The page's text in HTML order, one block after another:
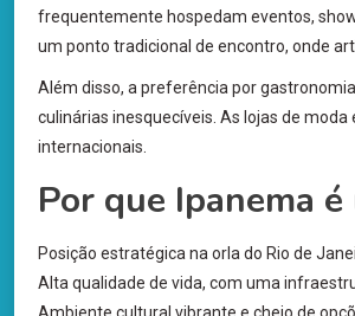
frequentemente hospedam eventos,
um ponto tradicional de encontro, onde
Além disso, a preferência por
culinárias inesquecíveis. As lojas de
internacionais.
Por que Ipanema
Posição estratégica na orla do Rio de
Alta qualidade de vida, com uma